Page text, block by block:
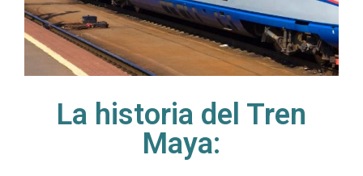
La historia del Tren
Maya: